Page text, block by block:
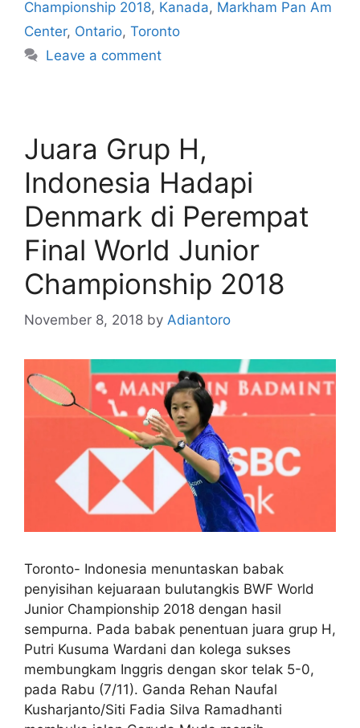
Championship 2018, Kanada, Markham Pan Am
Center, Ontario, Toronto
Leave a comment
Juara Grup H,
Indonesia Hadapi
Denmark di Perempat
Final World Junior
Championship 2018
November 8, 2018 by Adiantoro
Toronto- Indonesia menuntaskan babak
penyisihan kejuaraan bulutangkis BWF World
Junior Championship 2018 dengan hasil
sempurna. Pada babak penentuan juara grup H,
Putri Kusuma Wardani dan kolega sukses
membungkam Inggris dengan skor telak 5-0,
pada Rabu (7/11). Ganda Rehan Naufal
Kusharjanto/Siti Fadia Silva Ramadhanti